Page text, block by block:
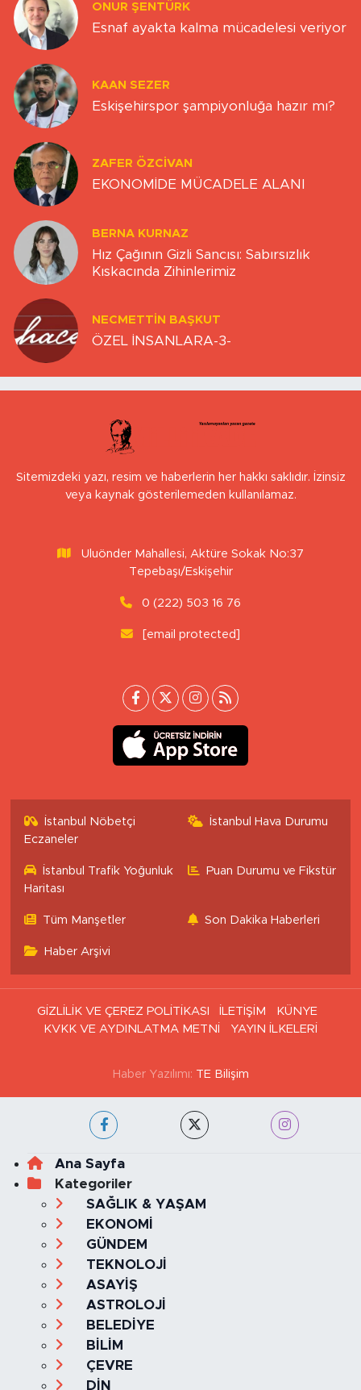
ONUR ŞENTÜRK
Esnaf ayakta kalma mücadelesi veriyor
KAAN SEZER
Eskişehirspor şampiyonluğa hazır mı?
ZAFER ÖZCIVAN
EKONOMİDE MÜCADELE ALANI
BERNA KURNAZ
Hız Çağının Gizli Sancısı: Sabırsızlık
Kıskacında Zihinlerimiz
NECMETTIN BAŞKUT
ÖZEL İNSANLARA-3-
Sitemizdeki yazı, resim ve haberlerin her hakkı saklıdır. İzinsiz
veya kaynak gösterilemeden kullanılamaz.
Uluönder Mahallesi, Aktüre Sokak No:37
Tepebaşı/Eskişehir
0 (222) 503 16 76
[email protected]
İstanbul Nöbetçi
Eczaneler
İstanbul Hava Durumu
İstanbul Trafik Yoğunluk
Haritası
Puan Durumu ve Fikstür
Tüm Manşetler Son Dakika Haberleri
Haber Arşivi
GİZLİLİK VE ÇEREZ POLİTİKASI İLETİŞİM
KÜNYE
KVKK VE AYDINLATMA METNİ
YAYIN İLKELERİ
Haber Yazılımı: TE Bilişim
Ana Sayfa
Kategoriler
SAĞLIK & YAŞAM
EKONOMİ
GÜNDEM
TEKNOLOJİ
ASAYİŞ
ASTROLOJİ
BELEDİYE
BİLİM
ÇEVRE
DİN